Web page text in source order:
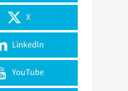
X
LinkedIn
YouTube